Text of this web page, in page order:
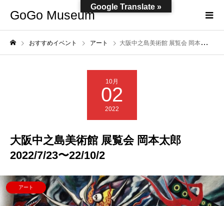
GoGo Museum
おすすめイベント アート 大阪中之島美術館 展覧会 岡本太郎 2022/7/23〜22/10/2
10月
02
2022
大阪中之島美術館 展覧会 岡本太郎
2022/7/23〜22/10/2
アート
Google Translate »